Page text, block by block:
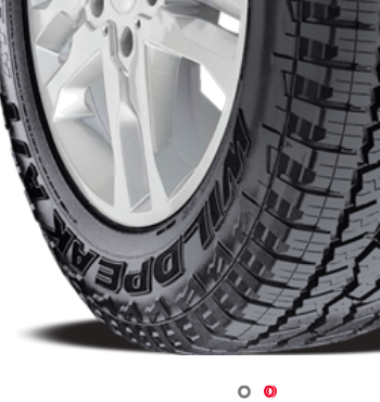
Navigate 1
Navigate 2